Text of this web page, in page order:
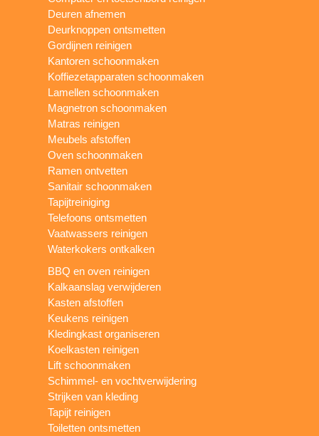
Deuren afnemen
Deurknoppen ontsmetten
Gordijnen reinigen
Kantoren schoonmaken
Koffiezetapparaten schoonmaken
Lamellen schoonmaken
Magnetron schoonmaken
Matras reinigen
Meubels afstoffen
Oven schoonmaken
Ramen ontvetten
Sanitair schoonmaken
Tapijtreiniging
Telefoons ontsmetten
Vaatwassers reinigen
Waterkokers ontkalken
BBQ en oven reinigen
Kalkaanslag verwijderen
Kasten afstoffen
Keukens reinigen
Kledingkast organiseren
Koelkasten reinigen
Lift schoonmaken
Schimmel- en vochtverwijdering
Strijken van kleding
Tapijt reinigen
Toiletten ontsmetten